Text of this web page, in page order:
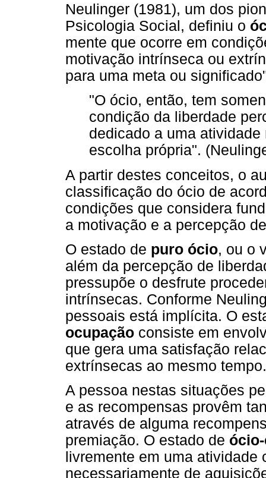
Neulinger (1981), um dos
Psicologia Social, definiu o
mente que ocorre em
motivação intrínseca ou
para uma meta ou
"O ócio, então, tem
condição da liberdade
dedicado a uma
escolha própria".
A partir destes conceitos, o
classificação do ócio de
condições que considera
a motivação e a percepção
O estado de puro ócio, ou o
além da percepção de
pressupõe o desfrute
intrínsecas. Conforme
pessoais está implícita. O
ocupação consiste em
que gera uma satisfação
extrínsecas ao mesmo tempo.
A pessoa nestas situações
e as recompensas provêm
através de alguma
premiação. O estado de
livremente em uma
necessariamente de